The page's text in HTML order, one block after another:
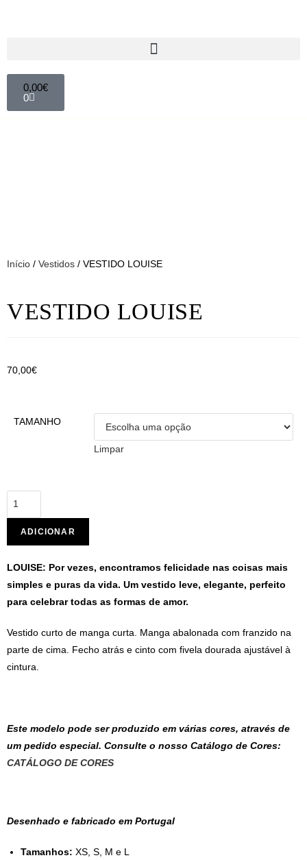
0,00€
0
Início / Vestidos / VESTIDO LOUISE
VESTIDO LOUISE
70,00€
TAMANHO
Limpar
ADICIONAR
LOUISE: Por vezes, encontramos felicidade nas coisas mais
simples e puras da vida. Um vestido leve, elegante, perfeito
para celebrar todas as formas de amor.
Vestido curto de manga curta. Manga abalonada com franzido na
parte de cima. Fecho atrás e cinto com fivela dourada ajustável à
cintura.
Este modelo pode ser produzido em várias cores, através de
um pedido especial. Consulte o nosso Catálogo de Cores:
CATÁLOGO DE CORES
Desenhado e fabricado em Portugal
Tamanhos: XS, S, M e L